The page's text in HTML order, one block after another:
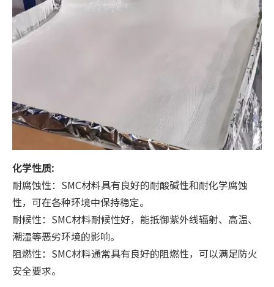
化学性质:
耐腐蚀性：SMC材料具有良好的耐酸碱性和耐化学腐蚀
性，可在各种环境中保持稳定。
耐候性：SMC材料耐候性好，能抵御紫外线辐射、高温、
潮湿等恶劣环境的影响。
阻燃性：SMC材料通常具有良好的阻燃性，可以满足防火
安全要求。